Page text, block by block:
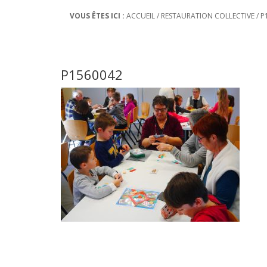
VOUS ÊTES ICI : ACCUEIL/ RESTAURATION COLLECTIVE/
P1560042